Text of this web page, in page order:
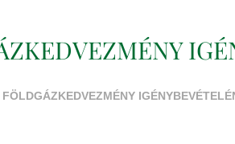
FÖLDGÁZKEDVEZMÉNY